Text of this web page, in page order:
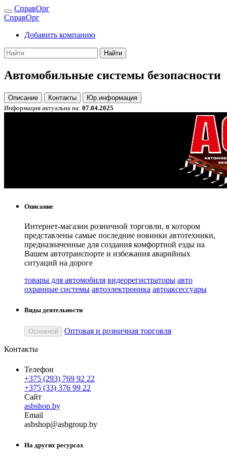
СправОрг
СправОрг
Добавить компанию
Найти
Автомобильные системы безопасности
Описание Контакты
Юр.информация
Информация актуальна на: 07.04.2025
Описание
Интернет-магазин розничной торговли, в котором
представлены самые последние новинки автотехники,
предназначенные для создания комфортной езды на
Вашем автотранспорте и избежания аварийных
ситуаций на дороге
товары для автомобиля видеорегистраторы авто
охранные системы автоэлектроника автоаксессуары
Виды деятельности
Основной Оптовая и розничная торговля
Контакты
Телефон
+375 (293) 769 92 22
+375 (33) 376 99 22
Сайт
asbshop.by
Email
asbshop@asbgroup.by
На других ресурсах